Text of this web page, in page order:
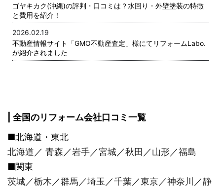
ゴヤキカク(沖縄)の評判・口コミは？水回り・外壁塗装の特徴
と費用を紹介！
2026.02.19
不動産情報サイト「GMO不動産査定」様にてリフォームLabo.
が紹介されました
| 全国のリフォーム会社口コミ一覧
■北海道・東北
北海道／ 青森／岩手／宮城／秋田 ／山形／福島
■関東
茨城／栃木／群馬／埼玉 ／千葉／東京／神奈川 ／静